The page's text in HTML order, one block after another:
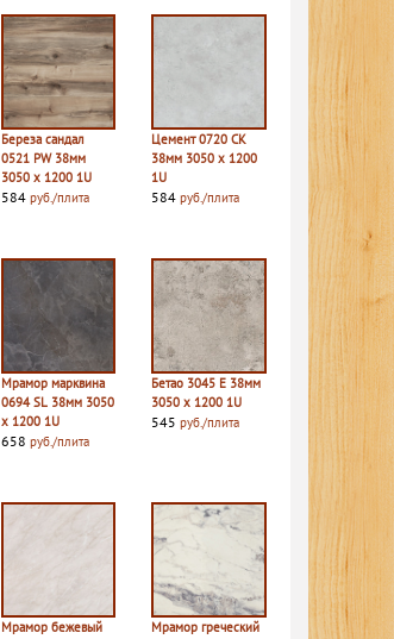
Береза сандал
0521 PW 38мм
3050 х 1200 1U
584 руб./плита
Цемент 0720 CK
38мм 3050 х 1200
1U
584руб./плита
Мрамор марквина
0694 SL 38мм 3050
х 1200 1U
658 руб./плита
Бетао 3045 E 38мм
3050 х 1200 1U
545руб./плита
Мрамор бежевый
Мрамор греческий